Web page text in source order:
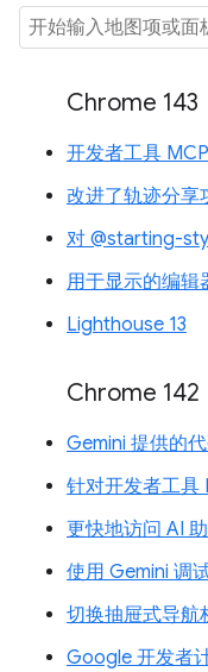
Chrome 143
开发者工具
改进了轨迹分享
对 @starting-
用于显示的编
Lighthouse 13
Chrome 142
Gemini 提供的
针对开发者工具
更快地访问 AI
使用 Gemini 调
切换抽屉式导航
Google 开发者